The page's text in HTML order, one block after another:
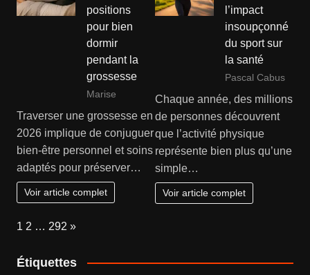
positions
pour bien
dormir
pendant la
grossesse
Marise
Traverser une grossesse en
2026 implique de conjuguer
bien-être personnel et soins
adaptés pour préserver…
Voir article complet
l’impact
insoupçonné
du sport sur
la santé
Pascal Cabus
Chaque année, des millions
de personnes découvrent
que l’activité physique
représente bien plus qu’une
simple…
Voir article complet
Page:
1 2 … 292 Next
»
Étiquettes